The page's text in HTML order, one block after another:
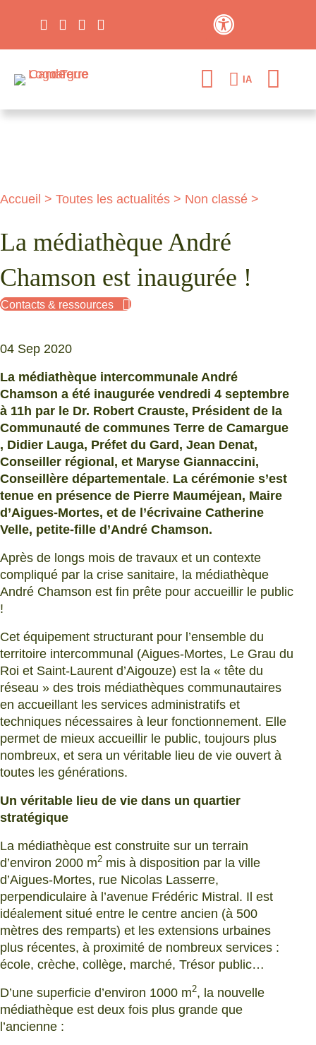
IA
Accueil > Toutes les actualités > Non classé >
La médiathèque André
Chamson est inaugurée !
Contacts & ressources
04 Sep 2020
La médiathèque intercommunale André
Chamson a été inaugurée vendredi 4 septembre
à 11h par le Dr. Robert Crauste, Président de la
Communauté de communes Terre de Camargue
, Didier Lauga, Préfet du Gard, Jean Denat,
Conseiller régional, et Maryse Giannaccini,
Conseillère départementale. La cérémonie s’est
tenue en présence de Pierre Mauméjean, Maire
d’Aigues-Mortes, et de l’écrivaine Catherine
Velle, petite-fille d’André Chamson.
Après de longs mois de travaux et un contexte
compliqué par la crise sanitaire, la médiathèque
André Chamson est fin prête pour accueillir le public
!
Cet équipement structurant pour l’ensemble du
territoire intercommunal (Aigues-Mortes, Le Grau du
Roi et Saint-Laurent d’Aigouze) est la « tête du
réseau » des trois médiathèques communautaires
en accueillant les services administratifs et
techniques nécessaires à leur fonctionnement. Elle
permet de mieux accueillir le public, toujours plus
nombreux, et sera un véritable lieu de vie ouvert à
toutes les générations.
Un véritable lieu de vie dans un quartier
stratégique
La médiathèque est construite sur un terrain
d’environ 2000 m2 mis à disposition par la ville
d’Aigues-Mortes, rue Nicolas Lasserre,
perpendiculaire à l’avenue Frédéric Mistral. Il est
idéalement situé entre le centre ancien (à 500
mètres des remparts) et les extensions urbaines
plus récentes, à proximité de nombreux services :
école, crèche, collège, marché, Trésor public…
D’une superficie d’environ 1000 m2, la nouvelle
médiathèque est deux fois plus grande que
l’ancienne :